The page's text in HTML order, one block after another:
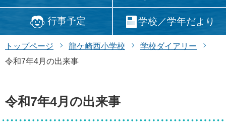
行事予定 学校／学年だより
トップページ 龍ケ崎西小学校
学校ダイアリー
令和7年4月の出来事
令和7年4月の出来事